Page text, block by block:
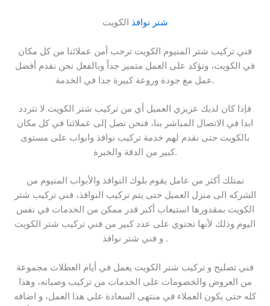
شتر نوافذ الكويت
فني تركيب شتر المنيوم الكويت ترحب أمن عملائنا من كل مكان
في الكويت، وتؤكد على العمل متميز جداً وبالفعل نحن نقدم أفضل
عمل مع جودة وروعة كبيرة جدا في الخدمة.
فإذا كان لديك عزيزي العميل أي من تركيب شتر الكويت لا تتردد
ابدا في الاتصال المباشر بنا، فنحن نصل إلى عملائنا في كل مكان
بالكويت حتى نقدم لهم خدمة تركيب نوافذ وابواب على مستوى
كبير من الدقة والخبرة.
نمتلك أكثر من عامل يقوم بلوك النوافذ والأبواب المنيوم من
الشركه الى منزل العميل حتى يتم تركيب النوافذ، فني تركيب شتر
الكويت بمقدورها استيعاب أكبر قدر ممكن من الخدمات في نفس
اليوم وذلك لأنها تحتوي على عدد كبير من فني تركيب شتر الكويت
و فني شتر نوافذ .
فني تصليح و تركيب شتر الكويت يعمل في أيام العطلات مجموعة
من العروض والخصومات على الخدمات من تركيب وصيانه، وهذا
كله حتى يكون العملاء في منتهى السعادة على هذا العمل، و اضافه